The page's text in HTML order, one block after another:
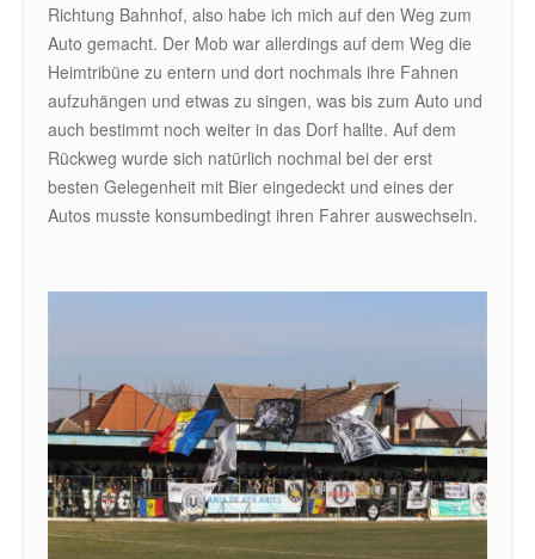
Richtung Bahnhof, also habe ich mich auf den Weg zum
Auto gemacht. Der Mob war allerdings auf dem Weg die
Heimtribüne zu entern und dort nochmals ihre Fahnen
aufzuhängen und etwas zu singen, was bis zum Auto und
auch bestimmt noch weiter in das Dorf hallte. Auf dem
Rückweg wurde sich natürlich nochmal bei der erst
besten Gelegenheit mit Bier eingedeckt und eines der
Autos musste konsumbedingt ihren Fahrer auswechseln.